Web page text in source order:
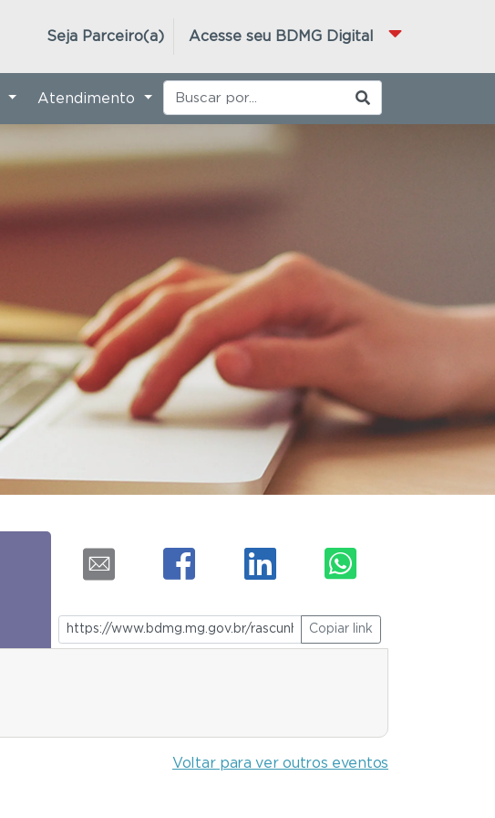
Acesse seu BDMG Digital
Seja Parceiro(a)
Atendimento
Copiar link
Voltar para ver outros eventos